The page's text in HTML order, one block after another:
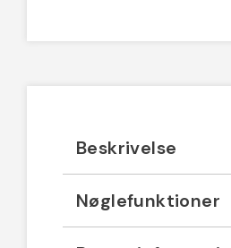
Beskrivelse
Nøglefunktioner